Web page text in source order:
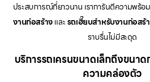
ประสบการณ์ที่ยาวนาน เราการันตีความพร้
งานก่อสร้างและรถเฮี๊ยบสำหรับงานก่อสร้
ราบรื่นไม่มีสะดุด
บริการรถเครนขนาดเล็กถึงขนา
ความคล่องตัว